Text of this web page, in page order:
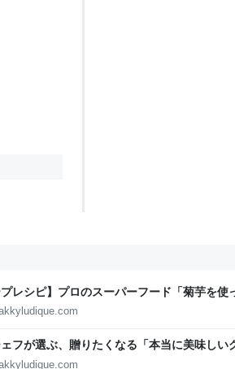
プレシピ】プロのスーパーフード「菊芋を使
FREAK by Chef Gakky
ェフが選ぶ、贈りたくなる「本当に美味しい
by Chef Gakky